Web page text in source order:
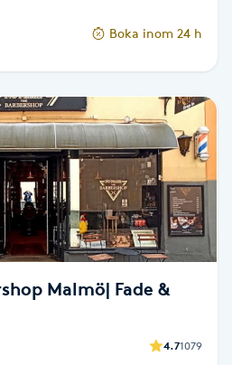
Boka inom 24 h
Malmö| Fade &
4.71079